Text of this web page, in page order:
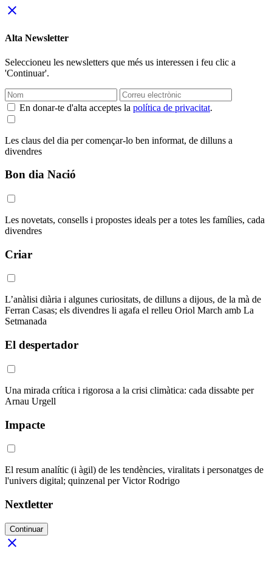
close
Alta Newsletter
Seleccioneu les newsletters que més us interessen i feu clic a
'Continuar'.
En donar-te d'alta acceptes la política de privacitat.
Les claus del dia per començar-lo ben informat, de dilluns a
divendres
Bon dia Nació
Les novetats, consells i propostes ideals per a totes les famílies, cada
divendres
Criar
L’anàlisi diària i algunes curiositats, de dilluns a dijous, de la mà de
Ferran Casas; els divendres li agafa el relleu Oriol March amb La
Setmanada
El despertador
Una mirada crítica i rigorosa a la crisi climàtica: cada dissabte per
Arnau Urgell
Impacte
El resum analític (i àgil) de les tendències, viralitats i personatges de
l'univers digital; quinzenal per Victor Rodrigo
Nextletter
Continuar
close